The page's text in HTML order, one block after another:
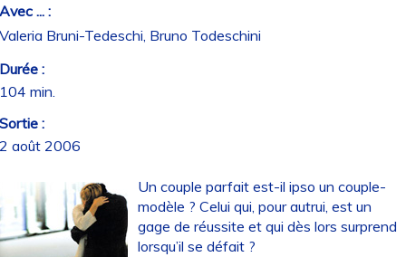
... :
Bruni-Tedeschi, Bruno Todeschini
:
min.
:
août 2006
Un couple parfait est-il ipso un couple-
modèle ? Celui qui, pour autrui, est un
gage de réussite et qui dès lors surprend
lorsqu’il se défait ?